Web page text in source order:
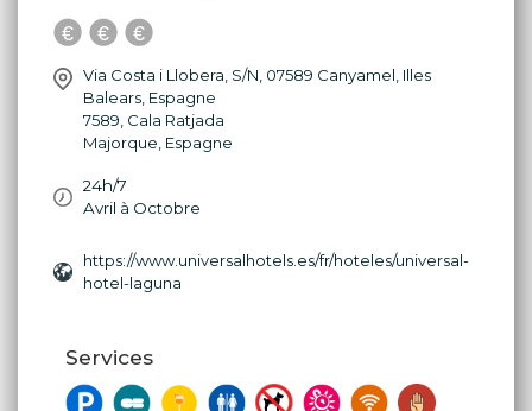
Via Costa i Llobera, S/N, 07589 Canyamel, Illes
Balears, Espagne
7589, Cala Ratjada
Majorque, Espagne
24h/7
Avril à Octobre
https://www.universalhotels.es/fr/hoteles/universal-
hotel-laguna
Services